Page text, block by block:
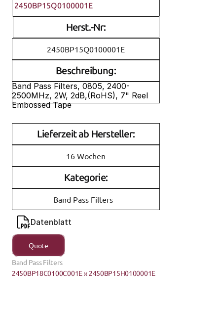
2450BP15Q0100001E
Herst.-Nr:
2450BP15Q0100001E
Beschreibung:
Band Pass Filters, 0805, 2400-
2500MHz, 2W, 2dB,(RoHS), 7" Reel
Embossed Tape
Lieferzeit ab Hersteller:
16 Wochen
Kategorie:
Band Pass Filters
Datenblatt
Quote
Band Pass Filters
2450BP18C0100C001E ›‹ 2450BP15H0100001E